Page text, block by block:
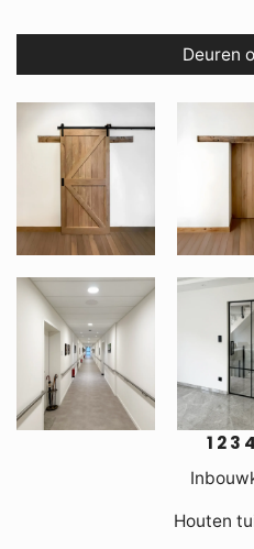
Deuren
Houten
1 2 3 4